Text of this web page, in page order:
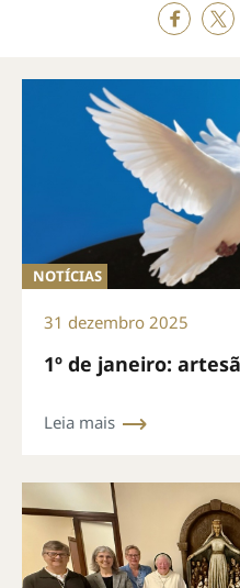
NOTÍCIAS
31 dezembro 2025
1º de janeiro:
Leia mais